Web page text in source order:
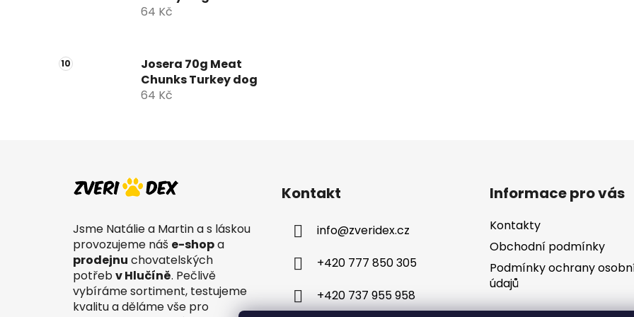
64 Kč
Josera 70g Meat
Chunks Turkey dog
64 Kč
Jsme Natálie a Martin a s láskou
provozujeme náš e-shopa
prodejnu chovatelských
potřebv Hlučíně. Pečlivě
vybíráme sortiment, testujeme
kvalitu a děláme vše pro
Kontakt
info@zveridex.cz
+420 777 850 305
+420 737 955 958
Informace pro vás
Kontakty
Obchodní podmínky
Podmínky ochrany
údajů